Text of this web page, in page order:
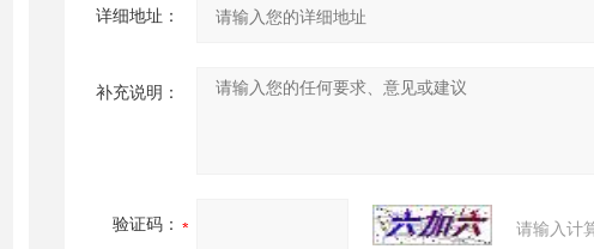
详细地址：
补充说明：
验证码：
请输入计